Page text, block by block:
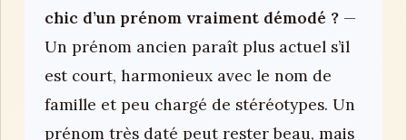
chic d’un prénom vraiment démodé ? —
Un prénom ancien paraît plus actuel s’il
est court, harmonieux avec le nom de
famille et peu chargé de stéréotypes. Un
prénom très daté peut rester beau, mais